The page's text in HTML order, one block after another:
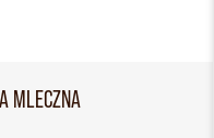
MLECZNA